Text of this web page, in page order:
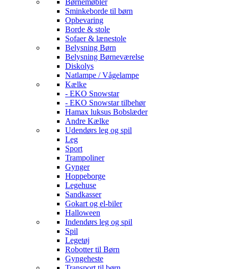
Børnemøbler
Sminkeborde til børn
Opbevaring
Borde & stole
Sofaer & lænestole
Belysning Børn
Belysning Børneværelse
Diskolys
Natlampe / Vågelampe
Kælke
- EKO Snowstar
- EKO Snowstar tilbehør
Hamax luksus Bobslæder
Andre Kælke
Udendørs leg og spil
Leg
Sport
Trampoliner
Gynger
Hoppeborge
Legehuse
Sandkasser
Gokart og el-biler
Halloween
Indendørs leg og spil
Spil
Legetøj
Robotter til Børn
Gyngeheste